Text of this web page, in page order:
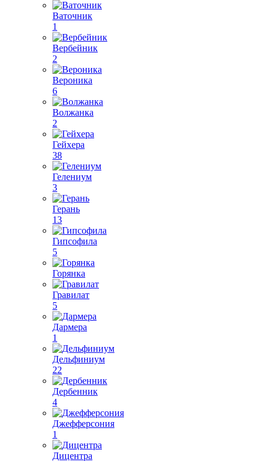
Ваточник
1
Вербейник
2
Вероника
6
Волжанка
2
Гейхера
38
Гелениум
3
Герань
13
Гипсофила
5
Горянка
Гравилат
5
Дармера
1
Дельфиниум
22
Дербенник
4
Джефферсония
1
Дицентра